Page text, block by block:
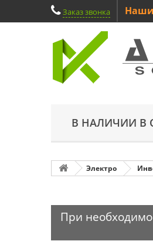
Заказ звонка
В НАЛИЧИИ В
Электро
При